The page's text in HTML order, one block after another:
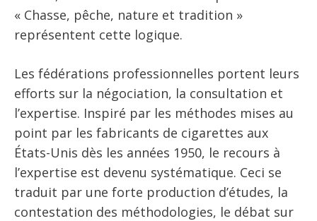
« Chasse, pêche, nature et tradition »
représentent cette logique.
Les fédérations professionnelles portent leurs
efforts sur la négociation, la consultation et
l’expertise. Inspiré par les méthodes mises au
point par les fabricants de cigarettes aux
États-Unis dès les années 1950, le recours à
l’expertise est devenu systématique. Ceci se
traduit par une forte production d’études, la
contestation des méthodologies, le débat sur